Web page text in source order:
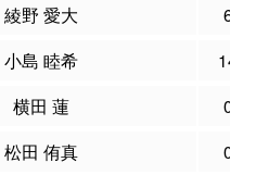
綾野 愛大
6
小島 睦希
14
横田 蓮
0
松田 侑真 0